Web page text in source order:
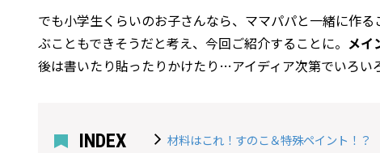
でも小学生くらいのお子さんなら、ママパパと一緒に作
ぶこともできそうだと考え、今回ご紹介することに。 メイ
後は書いたり貼ったりかけたり…アイディア次第でいろい
INDEX
材料はこれ！すのこ＆特殊ペイント！？